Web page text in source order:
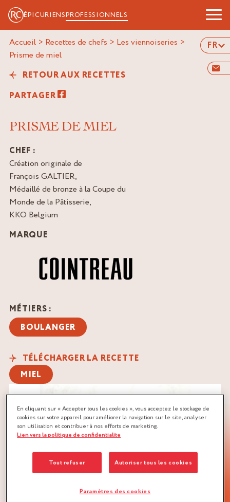
ÉPICURIENSPROFESSIONNELS
FR
Accueil > Recettes de chefs > Les viennoiseries >
prisme de miel
RETOUR AUX RECETTES
PARTAGER
PRISME DE MIEL
CHEF :
Création originale de
François GALTIER,
Médaillé de bronze à la Coupe du
Monde de la Pâtisserie,
KKO Belgium
MARQUE
MÉTIERS :
BOULANGER
TÉLÉCHARGER LA RECETTE
MIEL
En cliquant sur « Accepter tous les cookies », vous acceptez le stockage de
cookies sur votre appareil pour améliorer la navigation sur le site, analyser
son utilisation et contribuer à nos efforts de marketing.
Lien vers la politique de confidentialite
Tout refuser Autoriser tous les cookies
Paramètres des cookies